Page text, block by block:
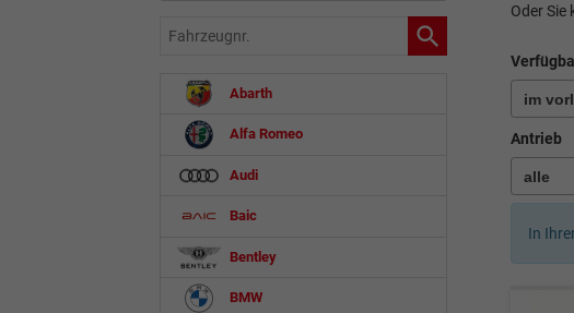
Oder
Antrieb
In
Fahrzeugnr.
Abarth
Alfa Romeo
Audi
Baic
Bentley
BMW